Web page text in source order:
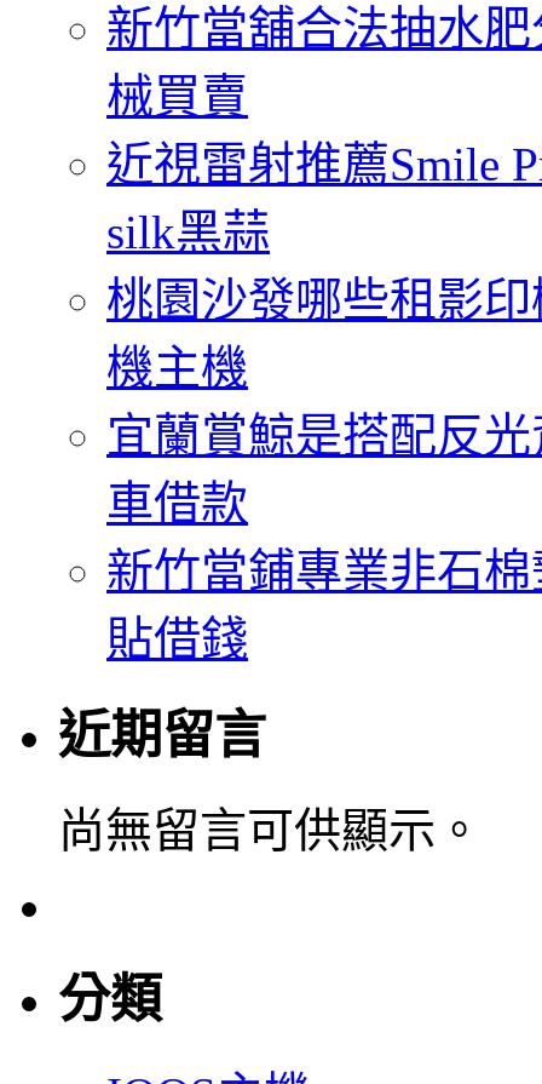
新竹當舖合法抽水
械買賣
近視雷射推薦Smile
silk黑蒜
桃園沙發哪些租影
機主機
宜蘭賞鯨是搭配反
車借款
新竹當鋪專業非石
貼借錢
近期留言
尚無留言可供顯示。
分類